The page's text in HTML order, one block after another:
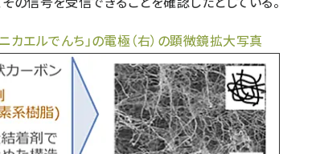
エルでんち」の電極（右）の顕微鏡拡大写真